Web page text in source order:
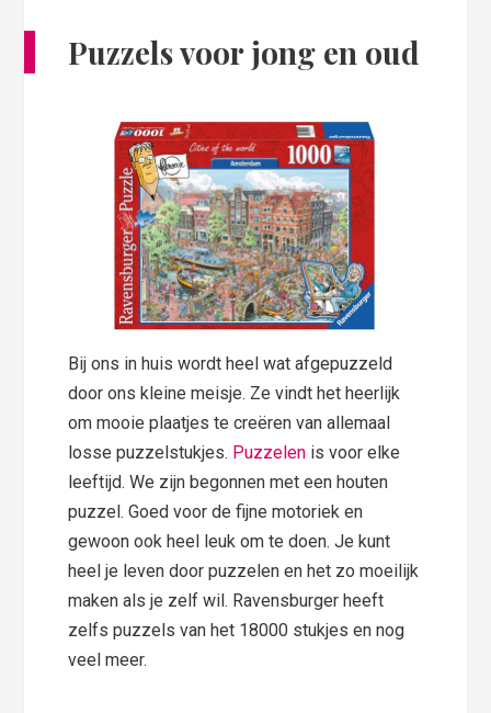
Puzzels voor jong en oud
Bij ons in huis wordt heel wat afgepuzzeld
door ons kleine meisje. Ze vindt het heerlijk
om mooie plaatjes te creëren van allemaal
losse puzzelstukjes. Puzzelen is voor elke
leeftijd. We zijn begonnen met een houten
puzzel. Goed voor de fijne motoriek en
gewoon ook heel leuk om te doen. Je kunt
heel je leven door puzzelen en het zo moeilijk
maken als je zelf wil. Ravensburger heeft
zelfs puzzels van het 18000 stukjes en nog
veel meer.